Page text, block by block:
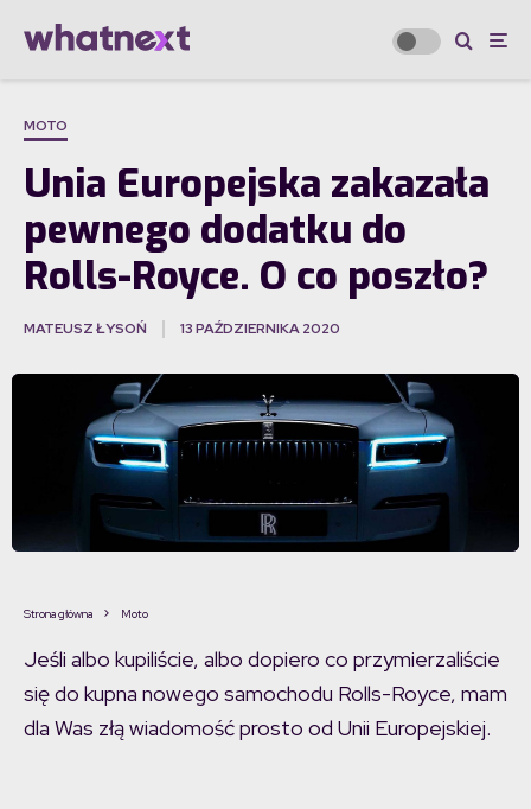
MOTO
Unia Europejska zakazała
pewnego dodatku do
Rolls-Royce. O co poszło?
MATEUSZ ŁYSOŃ 13 PAŹDZIERNIKA 2020
Strona główna Moto
Jeśli albo kupiliście, albo dopiero co przymierzaliście
się do kupna nowego samochodu Rolls-Royce, mam
dla Was złą wiadomość prosto od Unii Europejskiej.